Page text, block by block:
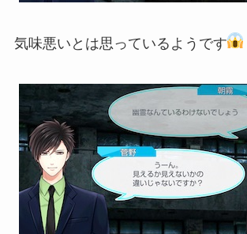
気味悪いとは思っているようです